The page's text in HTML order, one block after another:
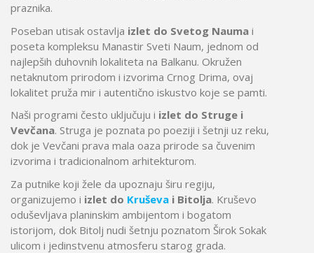
praznika.
Poseban utisak ostavlja izlet do Svetog Nauma i
poseta kompleksu Manastir Sveti Naum, jednom od
najlepših duhovnih lokaliteta na Balkanu. Okružen
netaknutom prirodom i izvorima Crnog Drima, ovaj
lokalitet pruža mir i autentično iskustvo koje se pamti.
Naši programi često uključuju i izlet do Struge i
Vevčana. Struga je poznata po poeziji i šetnji uz reku,
dok je Vevčani prava mala oaza prirode sa čuvenim
izvorima i tradicionalnom arhitekturom.
Za putnike koji žele da upoznaju širu regiju,
organizujemo i izlet do Kruševa i Bitolja. Kruševo
oduševljava planinskim ambijentom i bogatom
istorijom, dok Bitolj nudi šetnju poznatom Širok Sokak
ulicom i jedinstvenu atmosferu starog grada.